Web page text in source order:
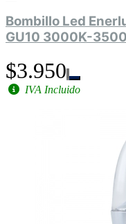
Bombillo Led
GU10 3000K-
$3.950
IVA Incluido